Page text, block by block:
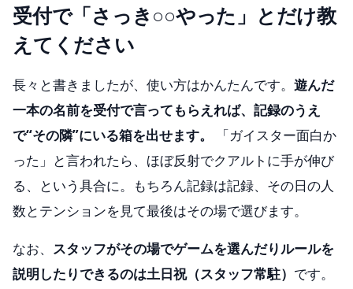
受付で「さっき○○やった」とだけ教
えてください
長々と書きましたが、使い方はかんたんです。 遊んだ
一本の名前を受付で言ってもらえれば、記録のうえ
で“その隣”にいる箱を出せます。
「ガイスター面白か
った」と言われたら、ほぼ反射でクアルトに手が伸び
る、という具合に。もちろん記録は記録、その日の人
数とテンションを見て最後はその場で選びます。
なお、 スタッフがその場でゲームを選んだりルールを
説明したりできるのは土日祝（スタッフ常駐） です。